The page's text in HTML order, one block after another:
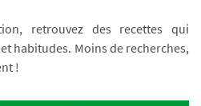
retrouvez des recettes qui
habitudes. Moins de recherches,
!